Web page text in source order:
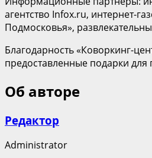
агентство Infox.ru, интернет-
Подмосковья»,
Благодарность «Коворкинг-
предоставленные подарки для
Об авторе
Редактор
Administrator